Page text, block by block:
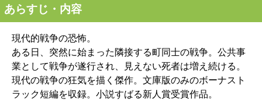
あらすじ・内容
現代的戦争の恐怖。
ある日、突然に始まった隣接する町同士の戦争。公共事
業として戦争が遂行され、見えない死者は増え続ける。
現代の戦争の狂気を描く傑作。文庫版のみのボーナスト
ラック短編を収録。小説すばる新人賞受賞作品。